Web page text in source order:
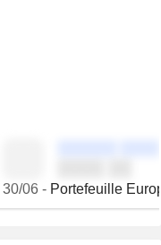
30/06- Portefeuille